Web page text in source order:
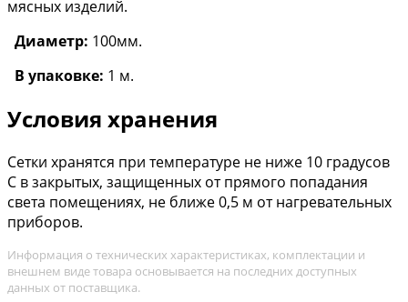
мясных изделий.
Диаметр: 100мм.
В упаковке: 1 м.
Условия хранения
Сетки хранятся при температуре не ниже 10 градусов
С в закрытых, защищенных от прямого попадания
света помещениях, не ближе 0,5 м от нагревательных
приборов.
Информация о технических характеристиках, комплектации и
внешнем виде товара основывается на последних доступных
данных от поставщика.